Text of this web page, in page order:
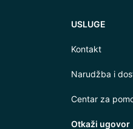
USLUGE
Kontakt
Narudžba i
Centar za
Otkaži ugovor